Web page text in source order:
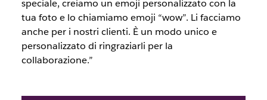
speciale, creiamo un emoji personalizzato con la
tua foto e lo chiamiamo emoji “wow”. Li facciamo
anche per i nostri clienti. È un modo unico e
personalizzato di ringraziarli per la
collaborazione.”